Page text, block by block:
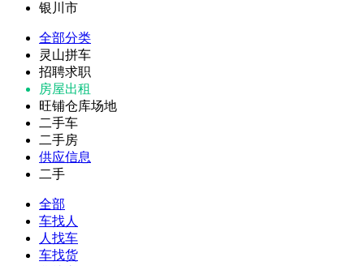
银川市
全部分类
灵山拼车
招聘求职
房屋出租
旺铺仓库场地
二手车
二手房
供应信息
二手
全部
车找人
人找车
车找货